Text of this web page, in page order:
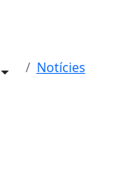
Notícies